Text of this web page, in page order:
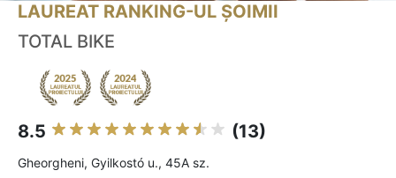
LAUREAT RANKING-UL ȘOIMII
TOTAL BIKE
8.5 (13)
Gheorgheni, Gyilkostó u., 45A sz.